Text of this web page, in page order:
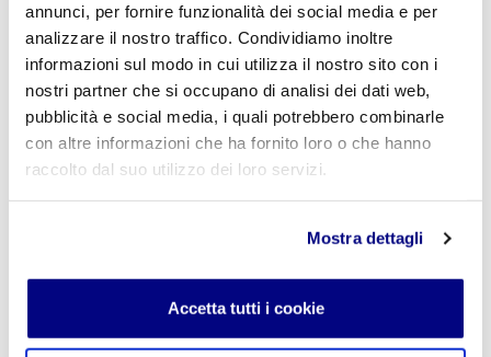
annunci, per fornire funzionalità dei social media e per
analizzare il nostro traffico. Condividiamo inoltre
informazioni sul modo in cui utilizza il nostro sito con i
nostri partner che si occupano di analisi dei dati web,
pubblicità e social media, i quali potrebbero combinarle
con altre informazioni che ha fornito loro o che hanno
raccolto dal suo utilizzo dei loro servizi.
Mostra dettagli
Accetta tutti i cookie
Riportiamo, inoltre, nel link sottostante - un articolo
dello stesso autore- dove si mette in rilievo la necessità
di educare gli alunni allosviluppo del senso critico e
della costante ricerca della bellezzae non ad
etichettarli per mezzo di un voto ottenuto nel corso di
un’interrogazione.
https://www.ilfoglio.it/scuola/2022/02/12/news/in-
classe-conta-solo-il-voto-altro-che-spirito-critico-ed-